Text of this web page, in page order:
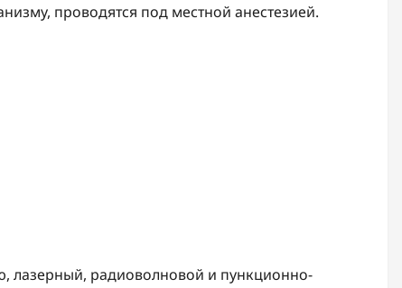
проводятся под местной анестезией.
лазерный, радиоволновой и пункционно-